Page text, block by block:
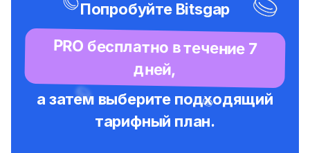
Попробуйте Bitsgap
PRO бесплатно в течение 7
дней,
а затем выберите подходящий
тарифный план.